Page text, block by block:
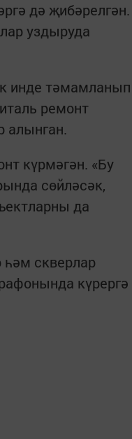
дә җибәрелгән.
уздыруда
инде тәмамланып
ремонт
алынган.
күрмәгән. «Бу
сөйләсәк,
да
скверлар
күрергә